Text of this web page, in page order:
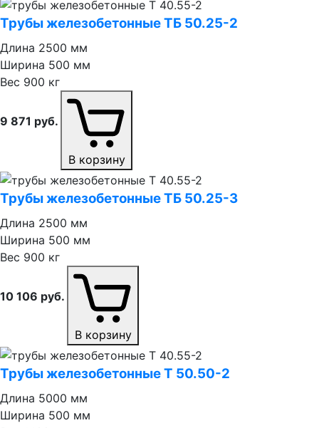
Трубы железобетонные ТБ 50.25⁠-⁠2
Длина 2500 мм
Ширина 500 мм
Вес 900 кг
9 871 руб.
В корзину
Трубы железобетонные ТБ 50.25⁠-⁠3
Длина 2500 мм
Ширина 500 мм
Вес 900 кг
10 106 руб.
В корзину
Трубы железобетонные Т 50.50⁠-⁠2
Длина 5000 мм
Ширина 500 мм